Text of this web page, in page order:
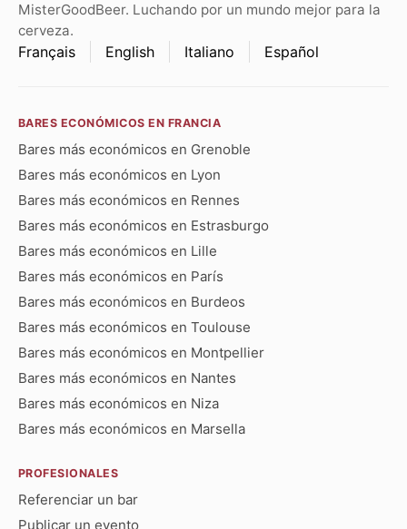
MisterGoodBeer. Luchando por un mundo mejor para la
cerveza.
Français English Italiano Español
BARES ECONÓMICOS EN FRANCIA
Bares más económicos en Grenoble
Bares más económicos en Lyon
Bares más económicos en Rennes
Bares más económicos en Estrasburgo
Bares más económicos en Lille
Bares más económicos en París
Bares más económicos en Burdeos
Bares más económicos en Toulouse
Bares más económicos en Montpellier
Bares más económicos en Nantes
Bares más económicos en Niza
Bares más económicos en Marsella
PROFESIONALES
Referenciar un bar
Publicar un evento